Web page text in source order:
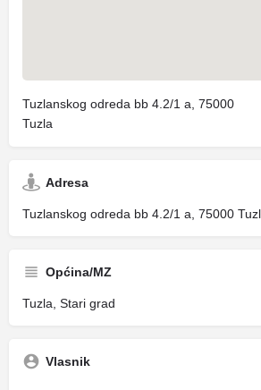
Tuzlanskog odreda bb 4.2/1 a, 75000
Tuzla
Adresa
Tuzlanskog odreda bb 4.2/1 a, 75000
Općina/MZ
Tuzla, Stari grad
Vlasnik